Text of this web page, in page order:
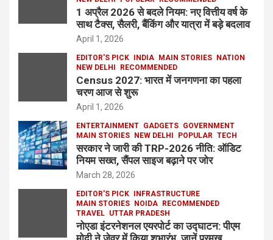
1 अप्रैल 2026 से बदले नियम: नए वित्तीय वर्ष के
साथ टैक्स, सैलरी, बैंकिंग और यात्रा में बड़े बदलाव
April 1, 2026
EDITOR'S PICK INDIA MAIN STORIES
NATION
NEW DELHI
RECOMMENDED
Census 2027: भारत में जनगणना का पहला
चरण आज से शुरू
April 1, 2026
ENTERTAINMENT GADGETS GOVERNMENT
MAIN STORIES
NEW DELHI POPULAR TECH
सरकार ने जारी की TRP-2026 नीति: ऑडिट
नियम सख्त, सैंपल साइज बढ़ाने पर जोर
March 28, 2026
EDITOR'S PICK
INFRASTRUCTURE
MAIN STORIES
NOIDA
RECOMMENDED
TRAVEL UTTAR PRADESH
नोएडा इंटरनेशनल एयरपोर्ट का उद्घाटन: पीएम